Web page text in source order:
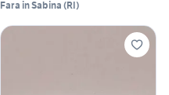
Fara in Sabina (RI)